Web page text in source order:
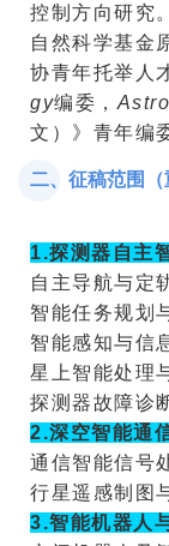
控制方向研究
自然科学基金
协青年托举人
gy编委，
文）》青年编
二、征稿范围（
1.探测器自主
自主导航与定
智能任务规划
智能感知与信
星上智能处理
探测器故障诊
2.深空智能通
通信智能信号
行星遥感制图
3.智能机器人